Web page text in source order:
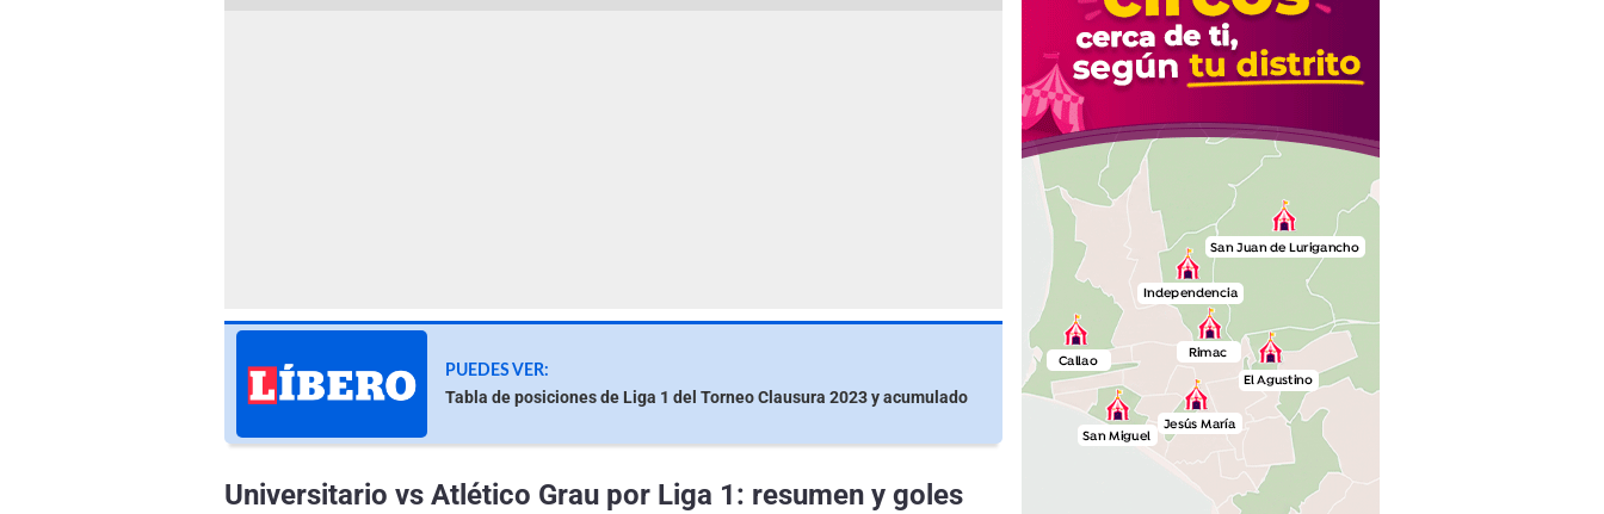
PUEDES VER:
Tabla de posiciones de Liga 1 del Torneo Clausura 2023 y acumulado
Universitario vs Atlético Grau por Liga 1: resumen y goles